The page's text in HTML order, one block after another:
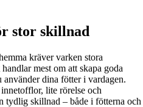
stor skillnad
kräver varken stora
mest om att skapa goda
dina fötter i vardagen.
lite rörelse och
tydlig skillnad – både i fötterna och